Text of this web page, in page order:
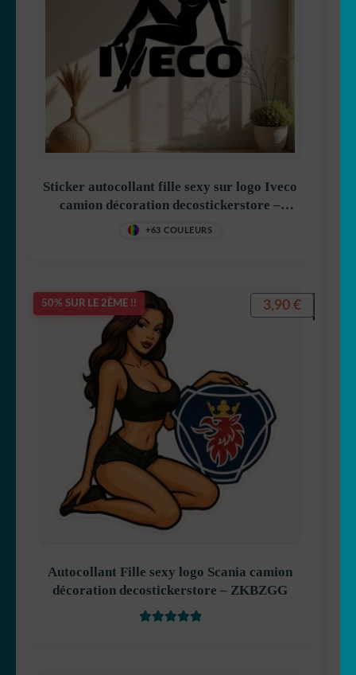
Sticker autocollant fille sexy sur logo Iveco
camion décoration decostickerstore –
VFVJUC
+63 COULEURS
50% SUR LE 2ÈME !!
Autocollant Fille sexy logo Scania camion
décoration decostickerstore – ZKBZGG
3,90 €